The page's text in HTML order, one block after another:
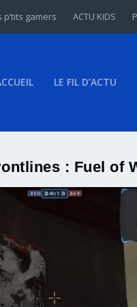
gamers ACTU KIDS
LE FIL D’ACTU
: Fuel of